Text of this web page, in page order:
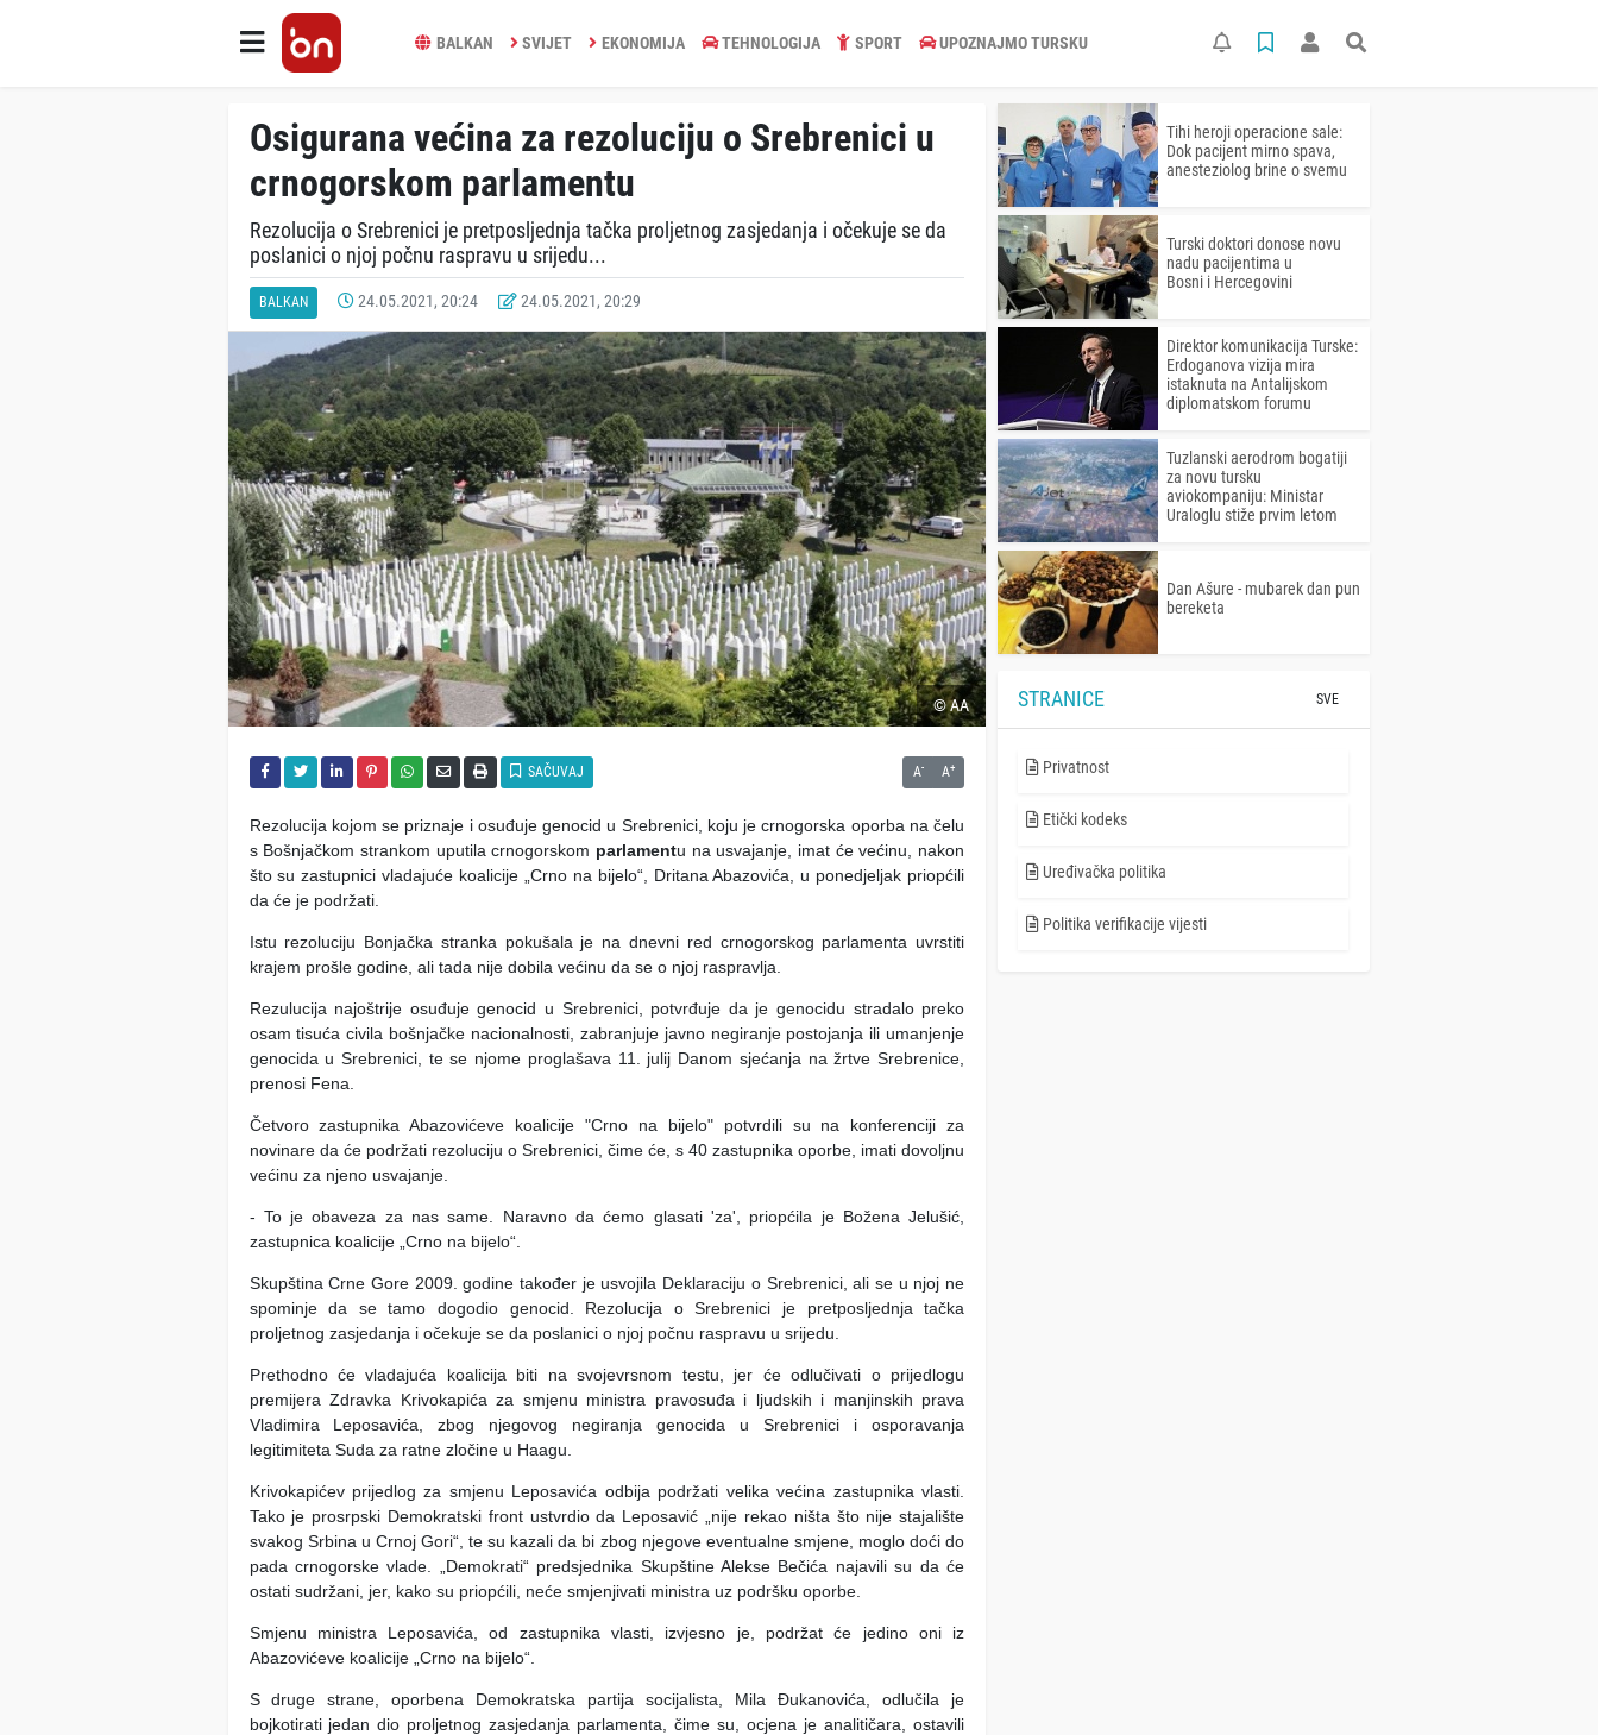
BALKAN SVIJET EKONOMIJA TEHNOLOGIJA SPORT UPOZNAJMO TURSKU
Osigurana većina za rezoluciju o Srebrenici u
crnogorskom parlamentu
Rezolucija o Srebrenici je pretposljednja tačka proljetnog zasjedanja i očekuje se da
poslanici o njoj počnu raspravu u srijedu...
BALKAN 24.05.2021, 20:24 24.05.2021, 20:29
© AA
SAČUVAJ A- A+
Rezolucija kojom se priznaje i osuđuje genocid u Srebrenici, koju je crnogorska oporba na čelu
s Bošnjačkom strankom uputila crnogorskom parlamentu na usvajanje, imat će većinu, nakon
što su zastupnici vladajuće koalicije „Crno na bijelo“, Dritana Abazovića, u ponedjeljak priopćili
da će je podržati.
Istu rezoluciju Bonjačka stranka pokušala je na dnevni red crnogorskog parlamenta uvrstiti
krajem prošle godine, ali tada nije dobila većinu da se o njoj raspravlja.
Rezulucija najoštrije osuđuje genocid u Srebrenici, potvrđuje da je genocidu stradalo preko
osam tisuća civila bošnjačke nacionalnosti, zabranjuje javno negiranje postojanja ili umanjenje
genocida u Srebrenici, te se njome proglašava 11. julij Danom sjećanja na žrtve Srebrenice,
prenosi Fena.
Četvoro zastupnika Abazovićeve koalicije "Crno na bijelo" potvrdili su na konferenciji za
novinare da će podržati rezoluciju o Srebrenici, čime će, s 40 zastupnika oporbe, imati dovoljnu
većinu za njeno usvajanje.
- To je obaveza za nas same. Naravno da ćemo glasati 'za', priopćila je Božena Jelušić,
zastupnica koalicije „Crno na bijelo“.
Skupština Crne Gore 2009. godine također je usvojila Deklaraciju o Srebrenici, ali se u njoj ne
spominje da se tamo dogodio genocid. Rezolucija o Srebrenici je pretposljednja tačka
proljetnog zasjedanja i očekuje se da poslanici o njoj počnu raspravu u srijedu.
Prethodno će vladajuća koalicija biti na svojevrsnom testu, jer će odlučivati o prijedlogu
premijera Zdravka Krivokapića za smjenu ministra pravosuđa i ljudskih i manjinskih prava
Vladimira Leposavića, zbog njegovog negiranja genocida u Srebrenici i osporavanja
legitimiteta Suda za ratne zločine u Haagu.
Krivokapićev prijedlog za smjenu Leposavića odbija podržati velika većina zastupnika vlasti.
Tako je prosrpski Demokratski front ustvrdio da Leposavić „nije rekao ništa što nije stajalište
svakog Srbina u Crnoj Gori“, te su kazali da bi zbog njegove eventualne smjene, moglo doći do
pada crnogorske vlade. „Demokrati“ predsjednika Skupštine Alekse Bečića najavili su da će
ostati sudržani, jer, kako su priopćili, neće smjenjivati ministra uz podršku oporbe.
Smjenu ministra Leposavića, od zastupnika vlasti, izvjesno je, podržat će jedino oni iz
Abazovićeve koalicije „Crno na bijelo“.
S druge strane, oporbena Demokratska partija socijalista, Mila Đukanovića, odlučila je
bojkotirati jedan dio proljetnog zasjedanja parlamenta, čime su, ocjena je analitičara, ostavili
Tihi heroji operacione sale:
Dok pacijent mirno spava,
anesteziolog brine o svemu
Turski doktori donose novu
nadu pacijentima u
Bosni i Hercegovini
Direktor komunikacija Turske:
Erdoganova vizija mira
istaknuta na Antalijskom
diplomatskom forumu
Tuzlanski aerodrom bogatiji
za novu tursku
aviokompaniju: Ministar
Uraloglu stiže prvim letom
Dan Ašure - mubarek dan pun
bereketa
STRANICE SVE
Privatnost
Etički kodeks
Uređivačka politika
Politika verifikacije vijesti